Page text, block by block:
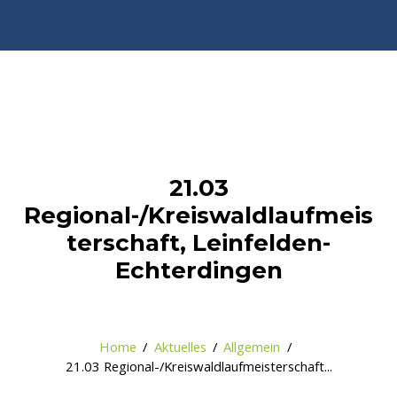
21.03
Regional-/Kreiswaldlaufmeis
terschaft, Leinfelden-
Echterdingen
Home Aktuelles
Allgemein
21.03 Regional-/Kreiswaldlaufmeisterschaft...